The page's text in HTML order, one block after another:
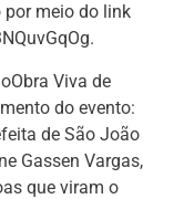
por meio do link
Viva de
do evento:
de São João
Gassen Vargas,
que viram o